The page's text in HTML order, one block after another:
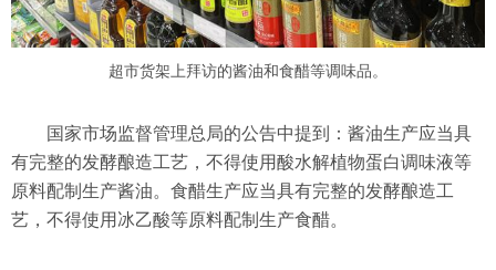
超市货架上拜访的酱油和食醋等调味品。
国家市场监督管理总局的公告中提到：酱油生产应当具
有完整的发酵酿造工艺，不得使用酸水解植物蛋白调味液等
原料配制生产酱油。食醋生产应当具有完整的发酵酿造工
艺，不得使用冰乙酸等原料配制生产食醋。